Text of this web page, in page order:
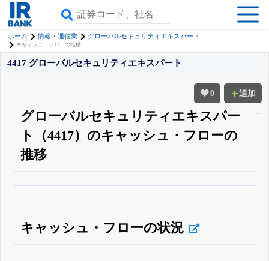
ホーム 情報・通信業 グローバルセキュリティエキスパート
キャッシュ・フローの推移
0 追加
4417 グローバルセキュリティエキスパート
グローバルセキュリティエキスパー
ト（4417）のキャッシュ・フローの
推移
登録すると永久30%OFFと米株版の先行利用も付きます
キャッシュ・フローの状況